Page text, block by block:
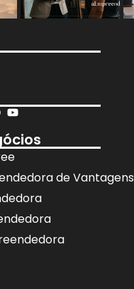
de Vantagens